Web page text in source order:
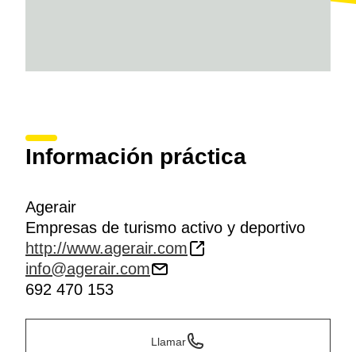
Información práctica
Agerair
Empresas de turismo activo y deportivo
http://www.agerair.com
info@agerair.com
692 470 153
Llamar